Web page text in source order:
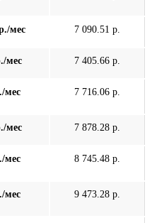
мес 7 090.51 р.
мес 7 405.66 р.
мес 7 716.06 р.
мес 7 878.28 р.
мес 8 745.48 р.
мес 9 473.28 р.